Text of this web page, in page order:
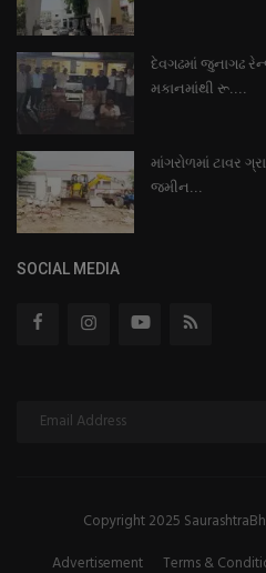
દેવગઢમાં જુનાગઢ
મકાનમાંથી રૂ....
માંગરોળમાં ટાવર
જમીન...
SOCIAL MEDIA
Copyright 2025
Advertisement
Terms &